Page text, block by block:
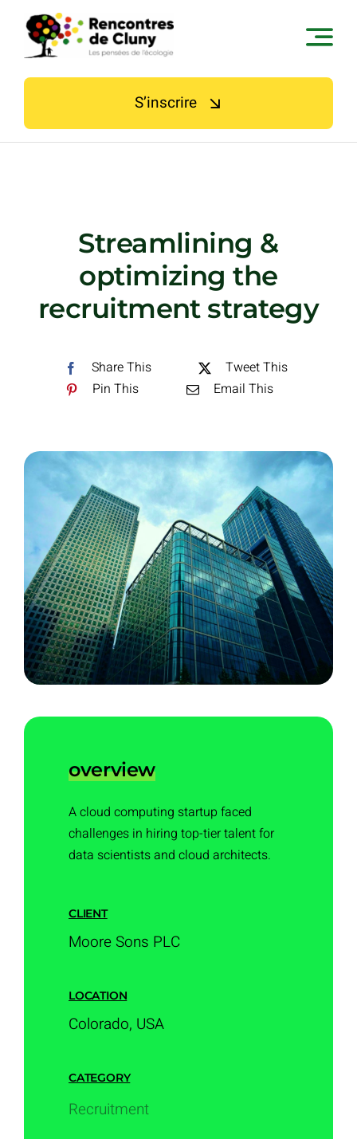
content
S’inscrire
Streamlining &
optimizing the
recruitment strategy
Share This
Tweet This
Pin This
Email This
overview
A cloud computing startup faced
challenges in hiring top-tier talent for
data scientists and cloud architects.
CLIENT
Moore Sons PLC
LOCATION
Colorado, USA
CATEGORY
Recruitment